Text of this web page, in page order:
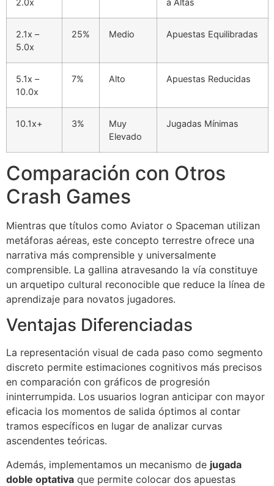
panel
panel
panel
panel
panel
panel
panel
panel
panel
panel
panel
panel
panel
panel
panel
panel
2.1x –
5.0x
25% Medio Apuestas Equilibradas
5.1x –
10.0x
7% Alto Apuestas Reducidas
10.1x+ 3%
Muy
Elevado
Jugadas Mínimas
Comparación con Otros
Crash Games
Mientras que títulos como Aviator o Spaceman utilizan
metáforas aéreas, este concepto terrestre ofrece una
narrativa más comprensible y universalmente
comprensible. La gallina atravesando la vía constituye
un arquetipo cultural reconocible que reduce la línea de
aprendizaje para novatos jugadores.
Ventajas Diferenciadas
La representación visual de cada paso como segmento
discreto permite estimaciones cognitivos más precisos
en comparación con gráficos de progresión
ininterrumpida. Los usuarios logran anticipar con mayor
eficacia los momentos de salida óptimos al contar
tramos específicos en lugar de analizar curvas
ascendentes teóricas.
Además, implementamos un mecanismo de jugada
doble optativa que permite colocar dos apuestas